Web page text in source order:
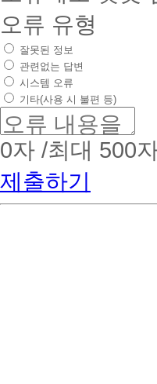
오류 유형
잘못된 정보
관련없는 답변
시스템 오류
기타(사용 시 불편 등)
0자 /최대 500
제출하기